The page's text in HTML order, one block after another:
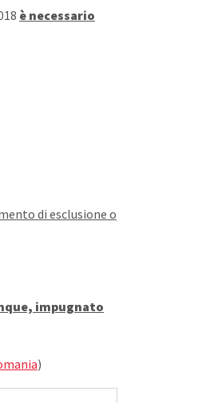
è necessario
di esclusione o
impugnato
)